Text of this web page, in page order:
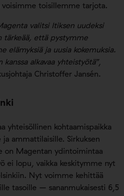
toisillemme tarjota.
valitsi Itiksen uudeksi
tärkeää, että pystymme
elämyksiä ja uusia kokemuksia.
alkavaa yhteistyötä”,
Christoffer Jansén.
yhteisöllinen kohtaamispaikka
ammattilaisille. Sirkuksen
on Magentan ydintoimintaa
ei lopu, vaikka keskitymme nyt
Nyt voimme kehittää
tasoille – sananmukaisesti 6,5